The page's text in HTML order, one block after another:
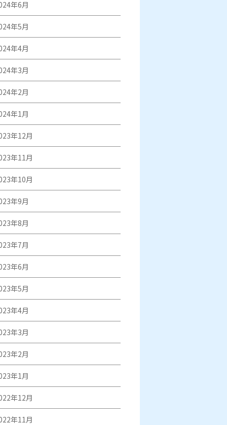
年6月
年5月
年4月
年3月
年2月
年1月
年12月
年11月
年10月
年9月
年8月
年7月
年6月
年5月
年4月
年3月
年2月
年1月
年12月
年11月